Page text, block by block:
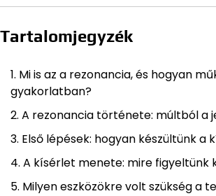
Tartalomjegyzék
Mi is az a rezonancia, és hogyan
gyakorlatban?
A rezonancia története: múltból a
Első lépések: hogyan készültünk a
A kísérlet menete: mire figyeltünk
Milyen eszközökre volt szükség a